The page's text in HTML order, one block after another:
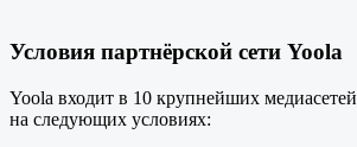
Условия партнёрской сети Yoola
Yoola входит в 10 крупнейших
на следующих условиях: